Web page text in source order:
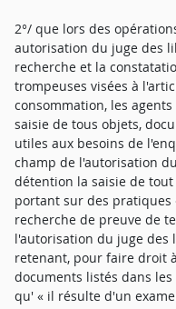
2°/ que lors des
autorisation du juge des
recherche et la
trompeuses visées à
consommation, les
saisie de tous objets,
utiles aux besoins de
champ de l'autorisation
détention la saisie de
portant sur des pratiques
recherche de preuve de
l'autorisation du juge des
retenant, pour faire droit
documents listés dans les
qu' « il résulte d'un